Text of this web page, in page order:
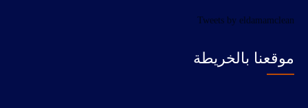
Tweets by eldamamclean
موقعنا بالخريطة